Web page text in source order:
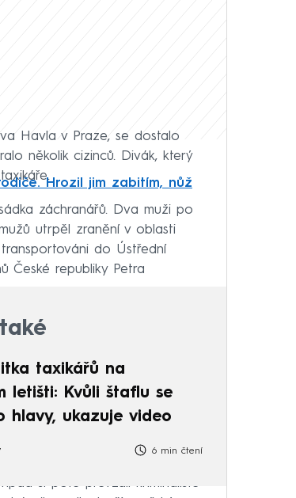
Havla v Praze, se dostalo
několik cizinců. Divák, který
Hrozil jim zabitím, nůž
záchranářů. Dva muži po
utrpěl zranění v oblasti
do Ústřední
České republiky Petra
taxikářů na
letišti: Kvůli štaflu se
hlavy, ukazuje video
6 min čtení
si poté převzali kriminalisté